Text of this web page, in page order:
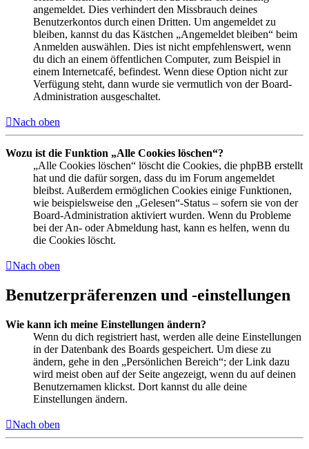
angemeldet. Dies verhindert den Missbrauch deines
Benutzerkontos durch einen Dritten. Um angemeldet zu
bleiben, kannst du das Kästchen „Angemeldet bleiben“ beim
Anmelden auswählen. Dies ist nicht empfehlenswert, wenn
du dich an einem öffentlichen Computer, zum Beispiel in
einem Internetcafé, befindest. Wenn diese Option nicht zur
Verfügung steht, dann wurde sie vermutlich von der Board-
Administration ausgeschaltet.
Nach oben
Wozu ist die Funktion „Alle Cookies löschen“?
„Alle Cookies löschen“ löscht die Cookies, die phpBB erstellt
hat und die dafür sorgen, dass du im Forum angemeldet
bleibst. Außerdem ermöglichen Cookies einige Funktionen,
wie beispielsweise den „Gelesen“-Status – sofern sie von der
Board-Administration aktiviert wurden. Wenn du Probleme
bei der An- oder Abmeldung hast, kann es helfen, wenn du
die Cookies löscht.
Nach oben
Benutzerpräferenzen und -einstellungen
Wie kann ich meine Einstellungen ändern?
Wenn du dich registriert hast, werden alle deine Einstellungen
in der Datenbank des Boards gespeichert. Um diese zu
ändern, gehe in den „Persönlichen Bereich“; der Link dazu
wird meist oben auf der Seite angezeigt, wenn du auf deinen
Benutzernamen klickst. Dort kannst du alle deine
Einstellungen ändern.
Nach oben